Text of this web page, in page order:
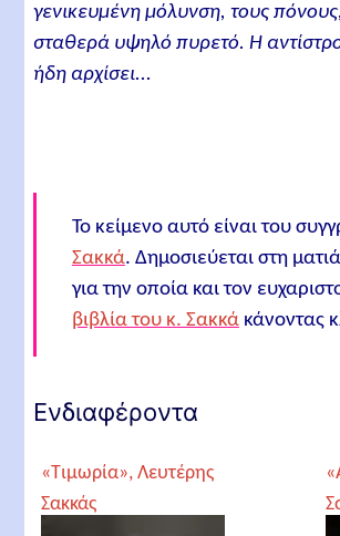
γενικευμένη μόλυνση, τους
σταθερά υψηλό πυρετό. Η
ήδη αρχίσει...
Το κείμενο αυτό είναι του
Σακκά. Δημοσιεύεται στη
για την οποία και τον
βιβλία του κ. Σακκάκάνοντας
Ενδιαφέροντα
«Τιμωρία», Λευτέρης
Σακκάς